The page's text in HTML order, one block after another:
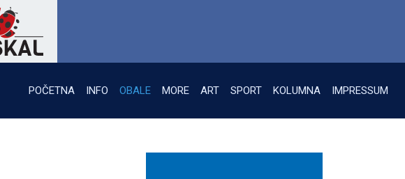
POČETNA INFO OBALE MORE ART SPORT KOLUMNA IMPRESSUM